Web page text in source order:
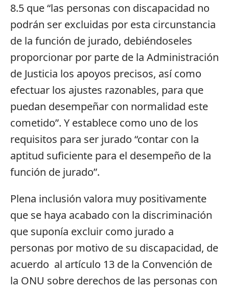
8.5 que “las personas con discapacidad no
podrán ser excluidas por esta circunstancia
de la función de jurado, debiéndoseles
proporcionar por parte de la Administración
de Justicia los apoyos precisos, así como
efectuar los ajustes razonables, para que
puedan desempeñar con normalidad este
cometido”. Y establece como uno de los
requisitos para ser jurado “contar con la
aptitud suficiente para el desempeño de la
función de jurado”.
Plena inclusión valora muy positivamente
que se haya acabado con la discriminación
que suponía excluir como jurado a
personas por motivo de su discapacidad, de
acuerdo al artículo 13 de la Convención de
la ONU sobre derechos de las personas con